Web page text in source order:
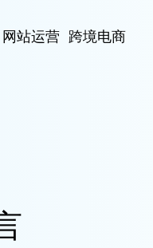
网站运营 跨境电商